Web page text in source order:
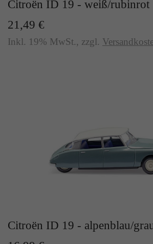
Citroën ID 19 - weiß/rubinrot
21,49 €
Inkl. 19% MwSt., zzgl.
Citroën ID 19 - alpenblau/
Zweck
Solange es gesetzt ist, werden